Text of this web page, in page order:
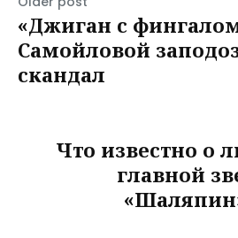
«Джиган с
Самойловой
скандал
Что известно о
главной